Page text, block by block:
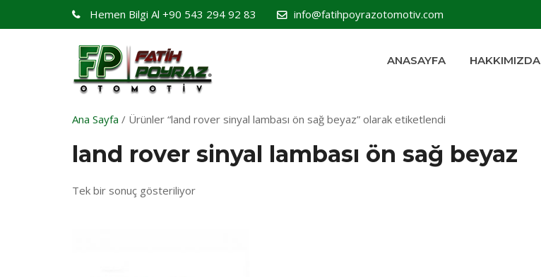
Hemen Bilgi Al +90 543 294 92 83 info@fatihpoyrazotomotiv.com
ANASAYFA HAKKIMIZDA
Ana Sayfa / Ürünler “land rover sinyal lambası ön sağ beyaz” olarak etiketlendi
land rover sinyal lambası ön sağ beyaz
Tek bir sonuç gösteriliyor